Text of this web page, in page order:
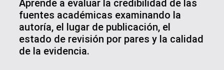
Aprende a evaluar la credibilidad de las
fuentes académicas examinando la
autoría, el lugar de publicación, el
estado de revisión por pares y la calidad
de la evidencia.